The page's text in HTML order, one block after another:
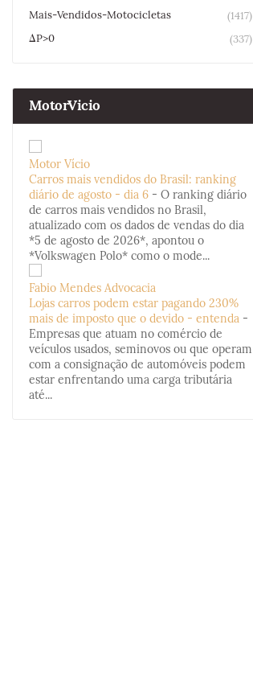
Mais-Vendidos-Motocicletas
(1417)
ΔP>0
(337)
MotorVicio
Motor Vício
Carros mais vendidos do Brasil: ranking
diário de agosto - dia 6 - O ranking diário
de carros mais vendidos no Brasil,
atualizado com os dados de vendas do dia
*5 de agosto de 2026*, apontou o
*Volkswagen Polo* como o mode...
Fabio Mendes Advocacia
Lojas carros podem estar pagando 230%
mais de imposto que o devido - entenda -
Empresas que atuam no comércio de
veículos usados, seminovos ou que operam
com a consignação de automóveis podem
estar enfrentando uma carga tributária
até...